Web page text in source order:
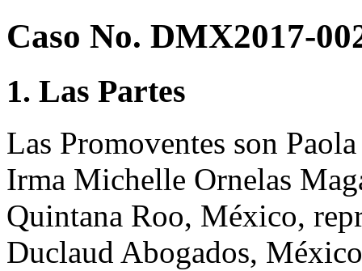
Caso No. DMX2017-
1. Las Partes
Las Promoventes son
Irma Michelle Ornelas
Quintana Roo, México,
Duclaud Abogados,